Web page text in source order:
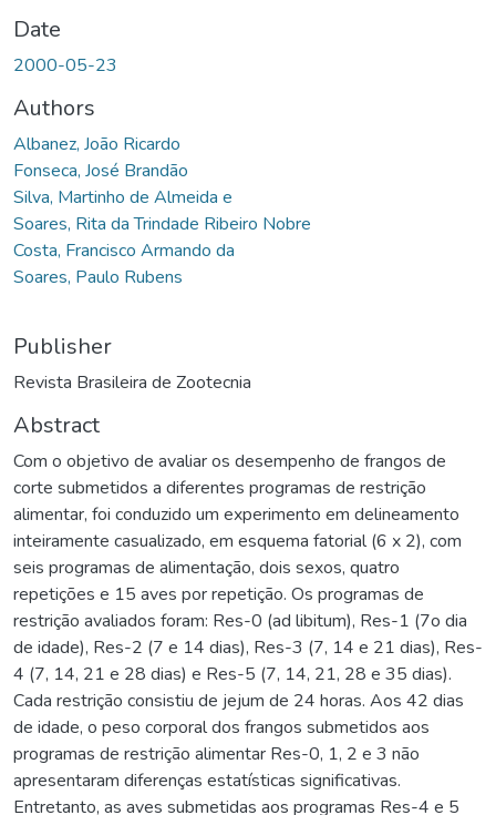
Date
2000-05-23
Authors
Albanez, João Ricardo
Fonseca, José Brandão
Silva, Martinho de Almeida e
Soares, Rita da Trindade Ribeiro Nobre
Costa, Francisco Armando da
Soares, Paulo Rubens
Publisher
Revista Brasileira de Zootecnia
Abstract
Com o objetivo de avaliar os desempenho de frangos de
corte submetidos a diferentes programas de restrição
alimentar, foi conduzido um experimento em delineamento
inteiramente casualizado, em esquema fatorial (6 x 2), com
seis programas de alimentação, dois sexos, quatro
repetições e 15 aves por repetição. Os programas de
restrição avaliados foram: Res-0 (ad libitum), Res-1 (7o dia
de idade), Res-2 (7 e 14 dias), Res-3 (7, 14 e 21 dias), Res-
4 (7, 14, 21 e 28 dias) e Res-5 (7, 14, 21, 28 e 35 dias).
Cada restrição consistiu de jejum de 24 horas. Aos 42 dias
de idade, o peso corporal dos frangos submetidos aos
programas de restrição alimentar Res-0, 1, 2 e 3 não
apresentaram diferenças estatísticas significativas.
Entretanto, as aves submetidas aos programas Res-4 e 5